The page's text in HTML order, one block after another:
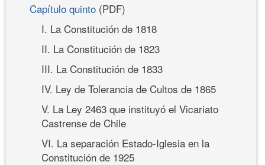
Capítulo quinto (PDF)
I. La Constitución de 1818
II. La Constitución de 1823
III. La Constitución de 1833
IV. Ley de Tolerancia de Cultos de 1865
V. La Ley 2463 que instituyó el Vicariato
Castrense de Chile
VI. La separación Estado-Iglesia en la
Constitución de 1925